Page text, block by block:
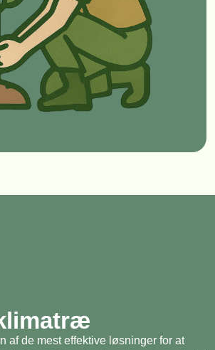
af de mest effektive løsninger for at